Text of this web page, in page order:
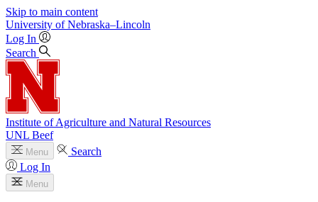
Skip to main content
University of Nebraska–Lincoln
Log In
Search
Institute of Agriculture and Natural Resources
UNL Beef
Menu
Search
Log In
Menu